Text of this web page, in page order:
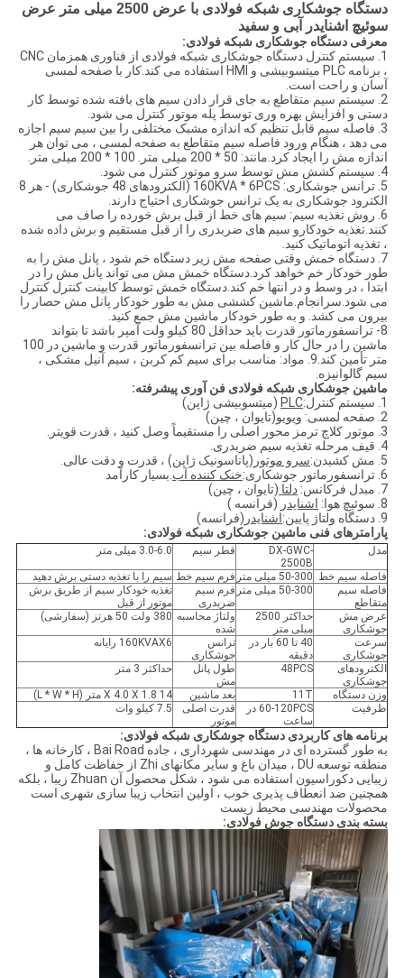
دستگاه جوشکاری شبکه فولادی با عرض 2500 میلی متر عرض
سوئیچ اشنایدر آبی و سفید
معرفی دستگاه جوشکاری شبکه فولادی:
1. سیستم کنترل دستگاه جوشکاری شبکه فولادی از فناوری همزمان CNC
، برنامه PLC میتسوبیشی و HMI استفاده می کند.کار با صفحه لمسی
آسان و راحت است.
2. سیستم سیم متقاطع به جای قرار دادن سیم های بافته شده توسط کار
دستی و افزایش بهره وری توسط پله موتور کنترل می شود.
3. فاصله سیم قابل تنظیم که اندازه مشبک مختلفی را بین سیم سیم اجازه
می دهد ، هنگام ورود فاصله سیم متقاطع به صفحه لمسی ، می توان هر
اندازه مش را ایجاد کرد.مانند: 50 * 200 میلی متر. 100 * 200 میلی متر.
4. سیستم کشش مش توسط سرو موتور کنترل می شود.
5. ترانس جوشکاری: 160KVA * 6PCS (الکترودهای 48 جوشکاری) - هر 8
الکترود جوشکاری به یک ترانس جوشکاری احتیاج دارند.
6. روش تغذیه سیم: سیم های خط از قبل برش خورده را صاف می
کنند.تغذیه خودکارو سیم های ضربدری را از قبل مستقیم و برش داده شده
، تغذیه اتوماتیک کنید.
7. دستگاه خمش وقتی صفحه مش زیر دستگاه خم شود ، پانل مش را به
طور خودکار خم خواهد کرد.دستگاه خمش مش می تواند پانل مش را در
ابتدا ، در وسط و در انتها خم کند.دستگاه خمش توسط کابینت کنترل کنترل
می شود.سرانجام.ماشین کششی مش به طور خودکار پانل مش حصار را
بیرون می کشد. و به طور خودکار ماشین مش جمع کنید.
8- ترانسفورماتور قدرت باید حداقل 80 کیلو ولت آمپر باشد تا بتواند
ماشین را در حال کار و فاصله بین ترانسفورماتور قدرت و ماشین در 100
متر تأمین کند.9. مواد: مناسب برای سیم کم کربن ، سیم آنیل مشکی ،
سیم گالوانیزه.
ماشین جوشکاری شبکه فولادی فن آوری پیشرفته:
1. سیستم کنترل:
PLC (میتسوبیشی ژاپن)
2. صفحه لمسی:
ویویو(تایوان ، چین)
3. موتور کلاچ ترمز محور اصلی را مستقیماً وصل کنید ، قدرت قویتر.
4. قیف مرحله تغذیه سیم ضربدری.
5. مش کشیدن:
سرو موتور (پاناسونیک ژاپن) ، قدرت و دقت عالی.
6. ترانسفورماتور جوشکاری:
خنک کننده آب.بسیار کارآمد
7. مبدل فرکانس:
دلتا (تایوان ، چین)
8. سوئیچ هوا:
اشنایدر (فرانسه )
9. دستگاه ولتاژ پایین:
اشنایدر (فرانسه)
پارامترهای فنی ماشین جوشکاری شبکه فولادی:
مدل
DX-GWC-
2500B
قطر سیم 3.0-6.0 میلی متر
فاصله سیم خط 50-300 میلی متر فرم سیم خط سیم را با تغذیه دستی برش دهید
فاصله سیم
متقاطع
50-300 میلی متر
فرم سیم
ضربدری
تغذیه خودکار سیم از طریق برش
موتور از قبل
عرض مش
جوشکاری
حداکثر 2500
میلی متر
ولتاژ محاسبه
شده
380 ولت 50 هرتز (سفارشی)
سرعت
جوشکاری
40 تا 60 بار در
دقیقه
ترانس
جوشکاری
160KVAX6 رایانه
الکترودهای
جوشکاری
48PCS
طول پانل
مش
حداکثر 3 متر
وزن دستگاه 11T بعد ماشین
14 X 4.0 X 1.8 متر (L * W * H)
ظرفیت
60-120PCS در
ساعت
قدرت اصلی
موتور
7.5 کیلو وات
برنامه های کاربردی دستگاه جوشکاری شبکه فولادی:
به طور گسترده ای در مهندسی شهرداری ، جاده Bai Road ، کارخانه ها ،
منطقه توسعه DU ، میدان باغ و سایر مکانهای Zhi از حفاظت کامل و
زیبایی دکوراسیون استفاده می شود ، شکل محصول آن Zhuan زیبا ، بلکه
همچنین ضد انعطاف پذیری خوب ، اولین انتخاب زیبا سازی شهری است
محصولات مهندسی محیط زیست
بسته بندی دستگاه جوش فولادی: